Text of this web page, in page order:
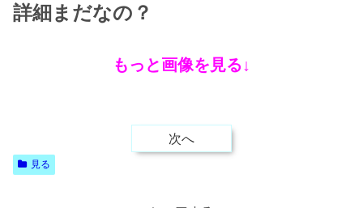
詳細まだなの？
もっと画像を見る↓
次へ
見る